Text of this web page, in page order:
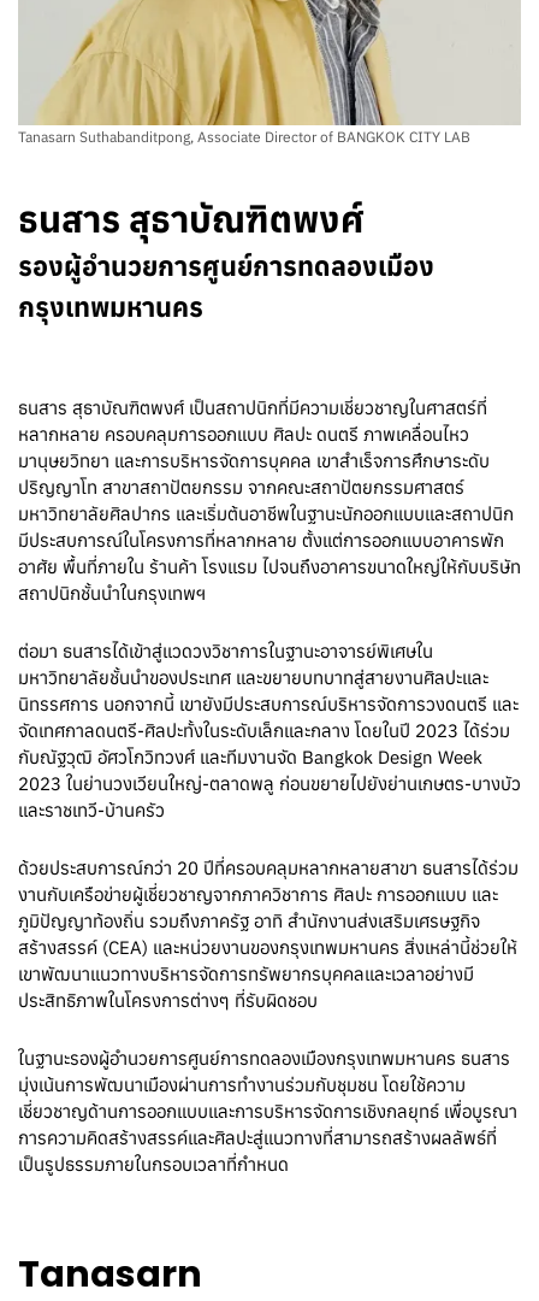
ธนสาร สุธาบัณฑิตพงศ์
รองผู้อำนวยการศูนย์การทดลองเมือง
กรุงเทพมหานคร
ธนสาร สุธาบัณฑิตพงศ์ เป็นสถาปนิกที่มีความเชี่ยวชาญในศาสตร์ที่
หลากหลาย ครอบคลุมการออกแบบ ศิลปะ ดนตรี ภาพเคลื่อนไหว
มานุษยวิทยา และการบริหารจัดการบุคคล เขาสำเร็จการศึกษาระดับ
ปริญญาโท สาขาสถาปัตยกรรม จากคณะสถาปัตยกรรมศาสตร์
มหาวิทยาลัยศิลปากร และเริ่มต้นอาชีพในฐานะนักออกแบบและสถาปนิก
มีประสบการณ์ในโครงการที่หลากหลาย ตั้งแต่การออกแบบอาคารพัก
อาศัย พื้นที่ภายใน ร้านค้า โรงแรม ไปจนถึงอาคารขนาดใหญ่ให้กับบริษัท
สถาปนิกชั้นนำในกรุงเทพฯ
ต่อมา ธนสารได้เข้าสู่แวดวงวิชาการในฐานะอาจารย์พิเศษใน
มหาวิทยาลัยชั้นนำของประเทศ และขยายบทบาทสู่สายงานศิลปะและ
นิทรรศการ นอกจากนี้ เขายังมีประสบการณ์บริหารจัดการวงดนตรี และ
จัดเทศกาลดนตรี-ศิลปะทั้งในระดับเล็กและกลาง โดยในปี 2023 ได้ร่วม
กับณัฐวุฒิ อัศวโกวิทวงศ์ และทีมงานจัด Bangkok Design Week
2023 ในย่านวงเวียนใหญ่-ตลาดพลู ก่อนขยายไปยังย่านเกษตร-บางบัว
และราชเทวี-บ้านครัว
ด้วยประสบการณ์กว่า 20 ปีที่ครอบคลุมหลากหลายสาขา ธนสารได้ร่วม
งานกับเครือข่ายผู้เชี่ยวชาญจากภาควิชาการ ศิลปะ การออกแบบ และ
ภูมิปัญญาท้องถิ่น รวมถึงภาครัฐ อาทิ สำนักงานส่งเสริมเศรษฐกิจ
สร้างสรรค์ (CEA) และหน่วยงานของกรุงเทพมหานคร สิ่งเหล่านี้ช่วยให้
เขาพัฒนาแนวทางบริหารจัดการทรัพยากรบุคคลและเวลาอย่างมี
ประสิทธิภาพในโครงการต่างๆ ที่รับผิดชอบ
ในฐานะรองผู้อำนวยการศูนย์การทดลองเมืองกรุงเทพมหานคร ธนสาร
มุ่งเน้นการพัฒนาเมืองผ่านการทำงานร่วมกับชุมชน โดยใช้ความ
เชี่ยวชาญด้านการออกแบบและการบริหารจัดการเชิงกลยุทธ์ เพื่อบูรณา
การความคิดสร้างสรรค์และศิลปะสู่แนวทางที่สามารถสร้างผลลัพธ์ที่
เป็นรูปธรรมภายในกรอบเวลาที่กำหนด
Tanasarn
Tanasarn Suthabanditpong, Associate Director of BANGKOK CITY LAB